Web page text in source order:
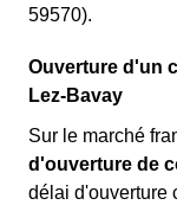
59570).
Ouverture d'un
Lez-Bavay
Sur le marché
d'ouverture de
délai d'ouverture